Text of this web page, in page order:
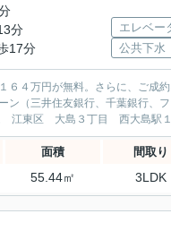
分
17分
エレベー
公共下水
４万円が無料。さらに、ご成
（三井住友銀行、千葉銀行、
面積 間取り
55.44㎡ 3LDK